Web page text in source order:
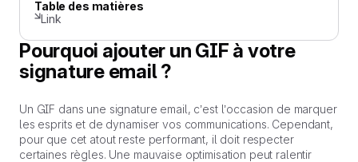
Table des matières
Link
Pourquoi ajouter un GIF à votre
signature email ?
Un GIF dans une signature email, c’est l’occasion de marquer
les esprits et de dynamiser vos communications. Cependant,
pour que cet atout reste performant, il doit respecter
certaines règles. Une mauvaise optimisation peut ralentir